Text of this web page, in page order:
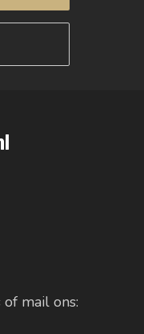
mail ons: